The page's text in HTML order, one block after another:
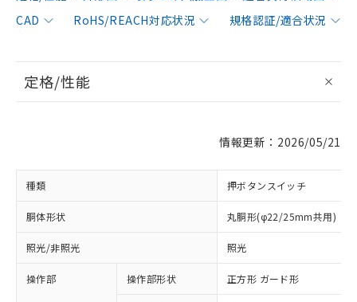
CAD
RoHS/REACH対応状況 規格認証/適合状況
定格/性能
情報更新：2026/05/21
種類 押ボタンスイッチ
胴体形状 丸胴形(φ22/25mm共用)
照光/非照光 照光
操作部 操作部形状 正方形 ガード形